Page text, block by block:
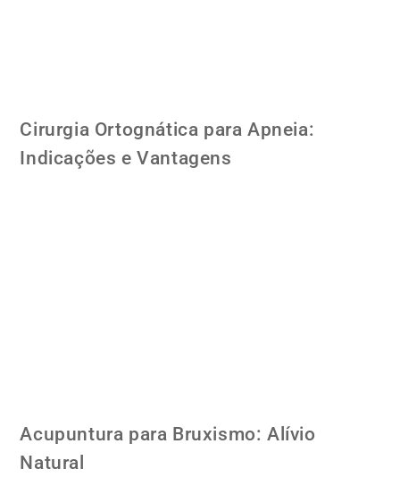
Cirurgia Ortognática para Apneia:
Indicações e Vantagens
Acupuntura para Bruxismo: Alívio
Natural